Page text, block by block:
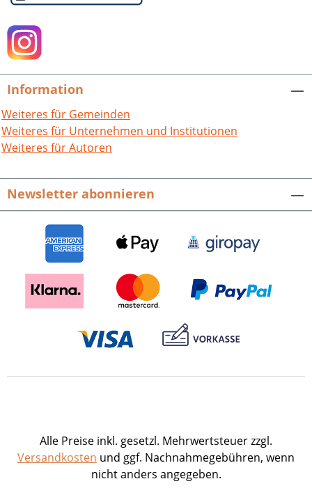
Information
Weiteres für Gemeinden
Weiteres für Unternehmen und Institutionen
Weiteres für Autoren
Newsletter abonnieren
Alle Preise inkl. gesetzl. Mehrwertsteuer zzgl.
Versandkosten und ggf. Nachnahmegebühren, wenn
nicht anders angegeben.